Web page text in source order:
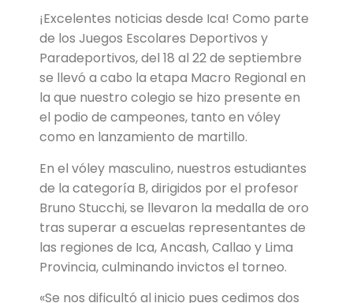
¡Excelentes noticias desde Ica! Como parte
de los Juegos Escolares Deportivos y
Paradeportivos, del 18 al 22 de septiembre
se llevó a cabo la etapa Macro Regional en
la que nuestro colegio se hizo presente en
el podio de campeones, tanto en vóley
como en lanzamiento de martillo.
En el vóley masculino, nuestros estudiantes
de la categoría B, dirigidos por el profesor
Bruno Stucchi, se llevaron la medalla de oro
tras superar a escuelas representantes de
las regiones de Ica, Ancash, Callao y Lima
Provincia, culminando invictos el torneo.
«Se nos dificultó al inicio pues cedimos dos